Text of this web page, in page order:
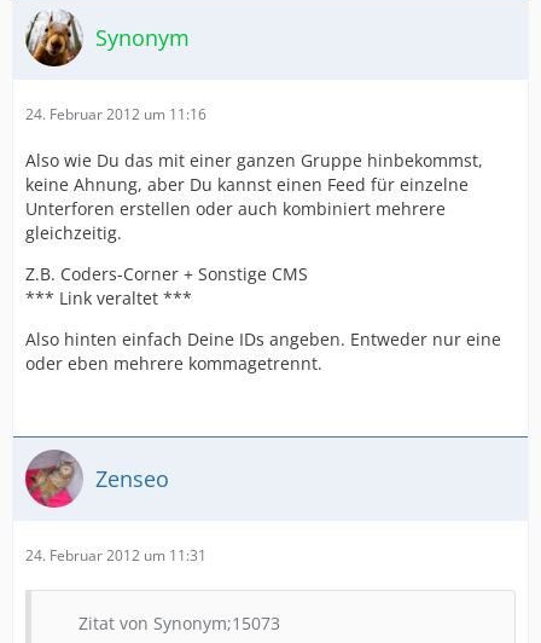
Synonym
24. Februar 2012 um 11:16
Also wie Du das mit einer ganzen Gruppe hinbekommst,
keine Ahnung, aber Du kannst einen Feed für einzelne
Unterforen erstellen oder auch kombiniert mehrere
gleichzeitig.
Z.B. Coders-Corner + Sonstige CMS
*** Link veraltet ***
Also hinten einfach Deine IDs angeben. Entweder nur eine
oder eben mehrere kommagetrennt.
Zenseo
24. Februar 2012 um 11:31
Zitat von Synonym;15073